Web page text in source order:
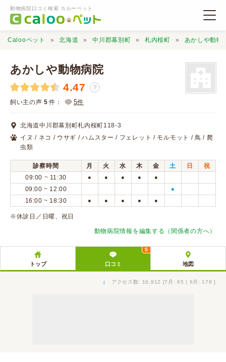
動物病院口コミ検索 カルーペット
動物病院検索
口コミ検索
Calooペットとは？
口コミ投稿
Calooペット 北海道 中川郡幕別町 札内桜町 あかしや動物
あかしや動物病院
4.47 ？
飼い主の声 5 件： 5件
北海道中川郡幕別町札内桜町118-3
イヌ / ネコ / ウサギ / ハムスター / フェレット / モルモット / 鳥 / 爬
虫類
診察時間 月 火 水 木 金 土 日
祝
09:00 ~ 11:30
● ● ● ● ●
09:00 ~ 12:00 ●
16:00 ~ 18:30 ● ● ● ● ●
※休診日／日曜、祝日
動物病院情報を編集する（関係者の方へ）
トップ 口コミ
5
地図
↓ アクセス数: 16,912 [7月: 65 | 6月: 179 ]